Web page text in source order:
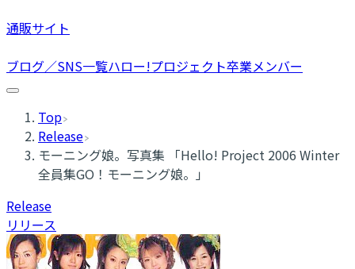
通販サイト
ブログ／SNS一覧ハロー!プロジェクト卒業メンバー
Top
Release
モーニング娘。写真集 「Hello! Project 2006 Winter
全員集GO！モーニング娘。」
Release
リリース